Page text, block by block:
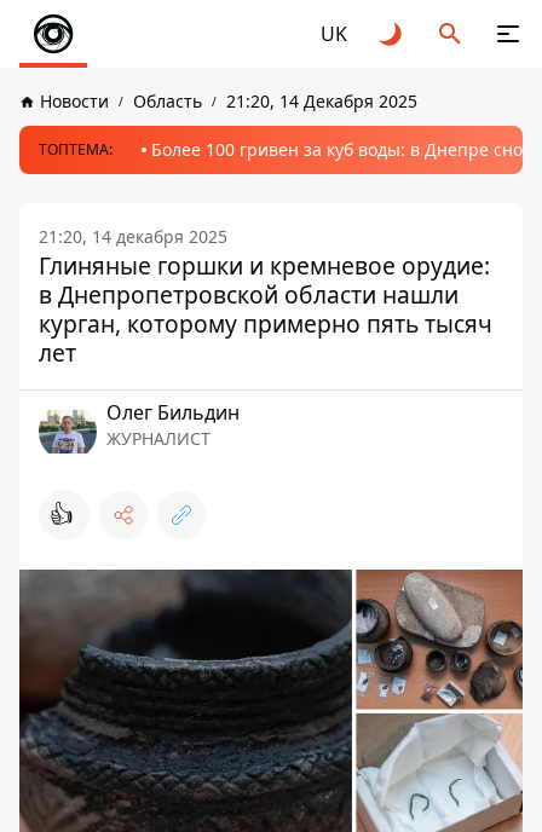
UK
Новости Область 21:20, 14 Декабря 2025
ТОПТЕМА: Более 100 гривен за куб воды: в Днепре
21:20, 14 декабря 2025
Глиняные горшки и кремневое орудие:
в Днепропетровской области нашли
курган, которому примерно пять тысяч
лет
Олег Бильдин
ЖУРНАЛИСТ
👍